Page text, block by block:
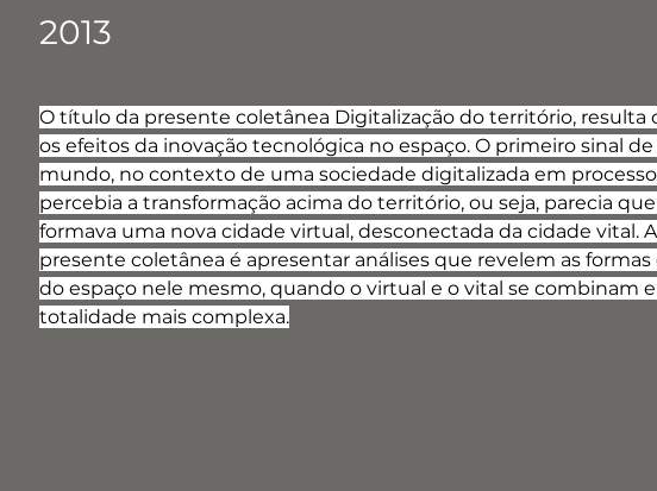
2013
O título da presente coletânea Digitalização do território, resulta
os efeitos da inovação tecnológica no espaço. O primeiro sinal
mundo, no contexto de uma sociedade digitalizada em
percebia a transformação acima do território, ou seja, parecia
formava uma nova cidade virtual, desconectada da cidade vital.
presente coletânea é apresentar análises que revelem as
do espaço nele mesmo, quando o virtual e o vital se combinam
totalidade mais complexa.